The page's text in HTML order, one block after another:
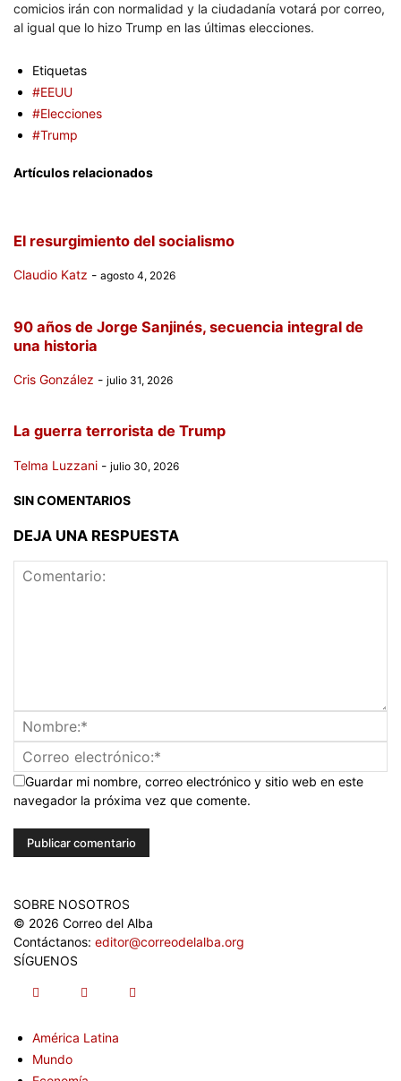
comicios irán con normalidad y la ciudadanía votará por correo,
al igual que lo hizo Trump en las últimas elecciones.
Etiquetas
#EEUU
#Elecciones
#Trump
Artículos relacionados
El resurgimiento del socialismo
Claudio Katz - agosto 4, 2026
90 años de Jorge Sanjinés, secuencia integral de
una historia
Cris González - julio 31, 2026
La guerra terrorista de Trump
Telma Luzzani - julio 30, 2026
SIN COMENTARIOS
DEJA UNA RESPUESTA
Guardar mi nombre, correo electrónico y sitio web en este
navegador la próxima vez que comente.
SOBRE NOSOTROS
© 2026 Correo del Alba
Contáctanos: editor@correodelalba.org
SÍGUENOS
América Latina
Mundo